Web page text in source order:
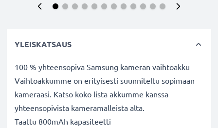
YLEISKATSAUS
100 % yhteensopiva Samsung kameran vaihtoakku
Vaihtoakkumme on erityisesti suunniteltu sopimaan
kameraasi. Katso koko lista akkumme kanssa
yhteensopivista kameramalleista alta.
Taattu 800mAh kapasiteetti